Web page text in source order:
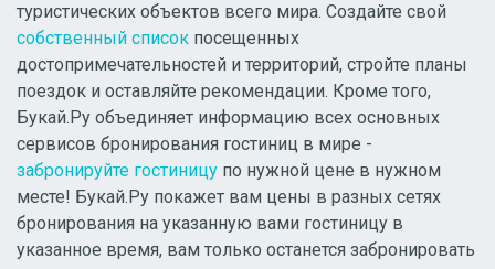
туристических объектов всего мира. Создайте свой
собственный список посещенных
достопримечательностей и территорий, стройте планы
поездок и оставляйте рекомендации. Кроме того,
Букай.Ру объединяет информацию всех основных
сервисов бронирования гостиниц в мире -
забронируйте гостиницу по нужной цене в нужном
месте! Букай.Ру покажет вам цены в разных сетях
бронирования на указанную вами гостиницу в
указанное время, вам только останется забронировать